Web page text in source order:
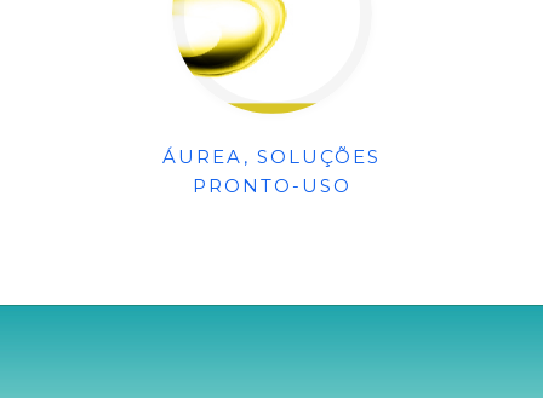
ÁUREA, SOLUÇÕES
PRONTO-USO